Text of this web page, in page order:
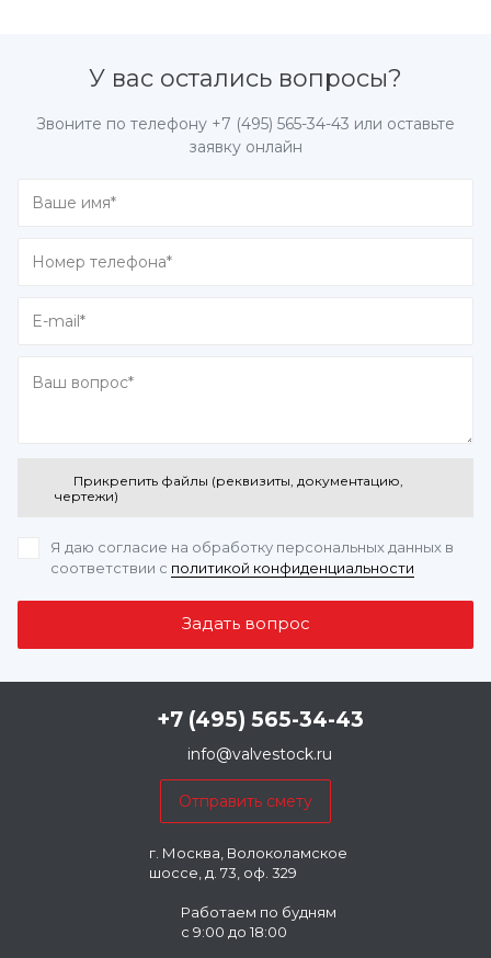
У вас остались вопросы?
Звоните по телефону +7 (495) 565-34-43 или оставьте
заявку онлайн
Прикрепить файлы (реквизиты, документацию,
чертежи)
Я даю согласие на обработку персональных данных в
соответствии с политикой конфиденциальности
+7 (495) 565-34-43
info@valvestock.ru
г. Москва, Волоколамское
шоссе, д. 73, оф. 329
Работаем по будням
с 9:00 до 18:00